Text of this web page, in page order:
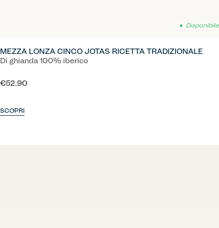
MEZZA LONZA CINCO JOTAS RICETTA TRADIZIONALE
Di ghianda 100% iberico
€52.90
SCOPRI
Disponibile